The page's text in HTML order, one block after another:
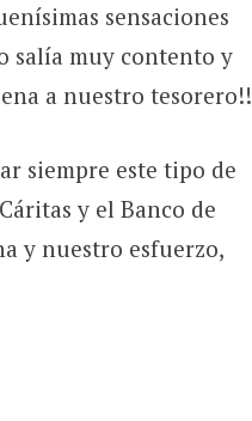
sensaciones
salía muy contento y
a nuestro tesorero!!
siempre este tipo de
y el Banco de
y nuestro esfuerzo,